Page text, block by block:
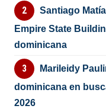
Santiago
Empire State
dominicana
Marileidy
dominicana en
2026